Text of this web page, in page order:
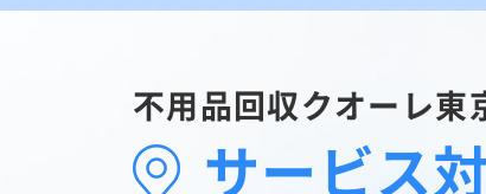
不用品回収クオーレ東
サービス